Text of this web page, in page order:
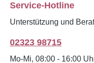
Service-Hotline
Unterstützung und
02323 98715
Mo-Mi, 08:00 - 16:00